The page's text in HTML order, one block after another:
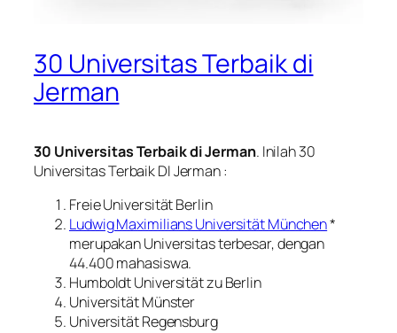
30 Universitas Terbaik di
Jerman
30 Universitas Terbaik di Jerman. Inilah 30
Universitas Terbaik DI Jerman :
Freie Universität Berlin
Ludwig Maximilians Universität München*
merupakan Universitas terbesar, dengan
44.400 mahasiswa.
Humboldt Universität zu Berlin
Universität Münster
Universität Regensburg